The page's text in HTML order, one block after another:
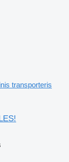
transporteris